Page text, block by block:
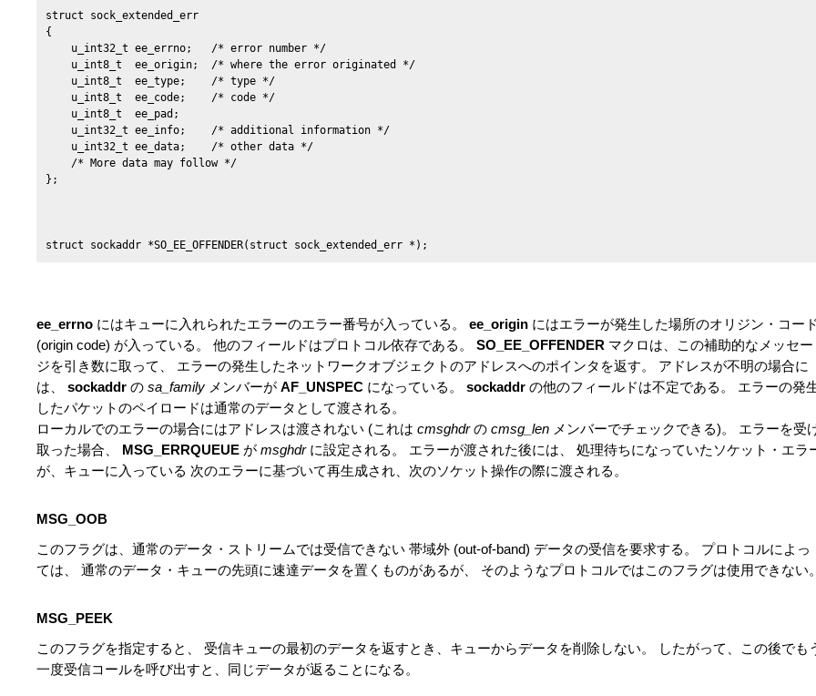
struct sock_extended_err
{
    u_int32_t ee_errno;   /* error number */
    u_int8_t  ee_origin;  /* where the error originated */
    u_int8_t  ee_type;    /* type */
    u_int8_t  ee_code;    /* code */
    u_int8_t  ee_pad;
    u_int32_t ee_info;    /* additional information */
    u_int32_t ee_data;    /* other data */
    /* More data may follow */
};
ee_errno にはキューに入れられたエラーのエラー番号が入っている。 ee_origin にはエラーが発生した場所のオリジン・コード
(origin code) が入っている。 他のフィールドはプロトコル依存である。 SO_EE_OFFENDER マクロは、この補助的なメッセー
ジを引き数に取って、 エラーの発生したネットワークオブジェクトのアドレスへのポインタを返す。 アドレスが不明の場合に
は、 sockaddr の sa_family メンバーが AF_UNSPEC になっている。 sockaddr の他のフィールドは不定である。 エラーの発
したパケットのペイロードは通常のデータとして渡される。
ローカルでのエラーの場合にはアドレスは渡されない (これは cmsghdrの cmsg_len メンバーでチェックできる)。 エラーを受
取った場合、 MSG_ERRQUEUE が msghdrに設定される。 エラーが渡された後には、 処理待ちになっていたソケット・エラ
が、キューに入っている 次のエラーに基づいて再生成され、次のソケット操作の際に渡される。
MSG_OOB
このフラグは、通常のデータ・ストリームでは受信できない 帯域外 (out-of-band) データの受信を要求する。 プロトコルによっ
ては、 通常のデータ・キューの先頭に速達データを置くものがあるが、 そのようなプロトコルではこのフラグは使用できない。
MSG_PEEK
このフラグを指定すると、 受信キューの最初のデータを返すとき、キューからデータを削除しない。 したがって、この後でも
一度受信コールを呼び出すと、同じデータが返ることになる。